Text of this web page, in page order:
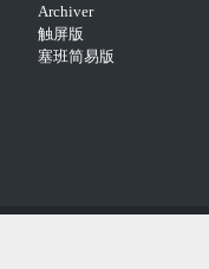
Archiver
触屏版
塞班简易版